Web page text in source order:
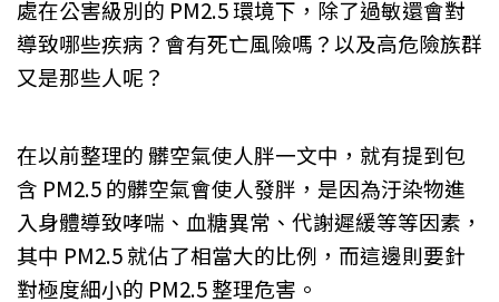
處在公害級別的 PM2.5 環境下，除了過敏還會對
導致哪些疾病？會有死亡風險嗎？以及高危險族群
又是那些人呢？
在以前整理的 髒空氣使人胖一文中，就有提到包
含 PM2.5 的髒空氣會使人發胖，是因為汙染物進
入身體導致哮喘、血糖異常、代謝遲緩等等因素，
其中 PM2.5 就佔了相當大的比例，而這邊則要針
對極度細小的 PM2.5 整理危害。